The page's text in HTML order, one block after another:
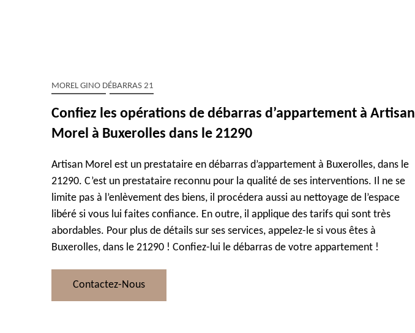
MOREL GINO DÉBARRAS 21
Confiez les opérations de débarras d’appartement à Artisan
Morel à Buxerolles dans le 21290
Artisan Morel est un prestataire en débarras d’appartement à Buxerolles, dans le
21290. C’est un prestataire reconnu pour la qualité de ses interventions. Il ne se
limite pas à l’enlèvement des biens, il procédera aussi au nettoyage de l’espace
libéré si vous lui faites confiance. En outre, il applique des tarifs qui sont très
abordables. Pour plus de détails sur ses services, appelez-le si vous êtes à
Buxerolles, dans le 21290 ! Confiez-lui le débarras de votre appartement !
Contactez-Nous